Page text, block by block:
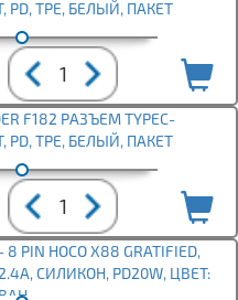
PD, TPE, БЕЛЫЙ, ПАКЕТ
F182 РАЗЪЕМ TYPЕC-
PD, TPE, БЕЛЫЙ, ПАКЕТ
PIN HOCO X88 GRATIFIED,
СИЛИКОН, PD20W, ЦВЕТ: